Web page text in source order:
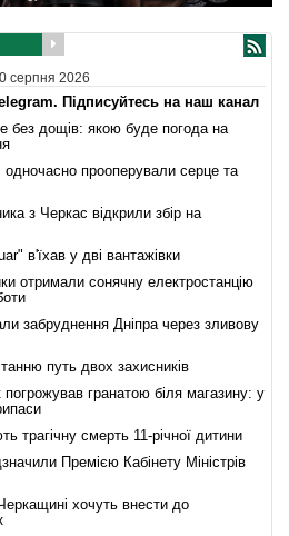
серпня 2026
Підписуйтесь на наш канал
без дощів: якою буде погода на
прооперували серце та
з Черкас відкрили збір на
в'їхав у дві вантажівки
отримали сонячну електростанцію
забруднення Дніпра через зливову
путь двох захисників
гранатою біля магазину: у
трагічну смерть 11-річної дитини
Премією Кабінету Міністрів
хочуть внести до